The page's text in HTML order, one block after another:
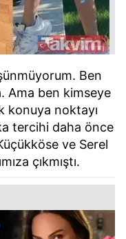
Ben
Ama ben kimseye
konuya noktayı
tercihi daha önce
ve Serel
çıkmıştı.